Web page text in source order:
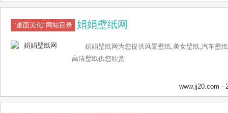
“桌面美化”网站目录 娟娟壁纸网
娟娟壁纸网为您提供风景壁纸,美女壁纸,汽车壁
高清壁纸供您欣赏
www.jj20.com -